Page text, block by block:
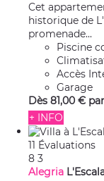
Cet
historique de
promenade...
Piscine
Accès
Garage
Dès 81,00 €
+ INFO
11 Évaluations
8 3
Alegria